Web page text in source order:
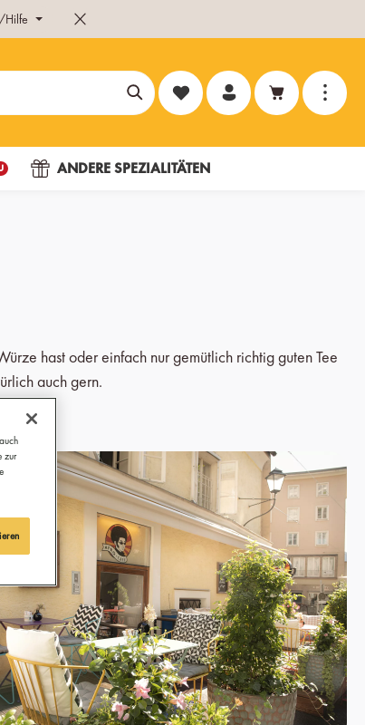
Hilfe
Du hast 0 Produkte auf dem
ANDERE SPEZIALITÄTEN
hast oder einfach nur gemütlich richtig guten Tee
auch gern.
zur